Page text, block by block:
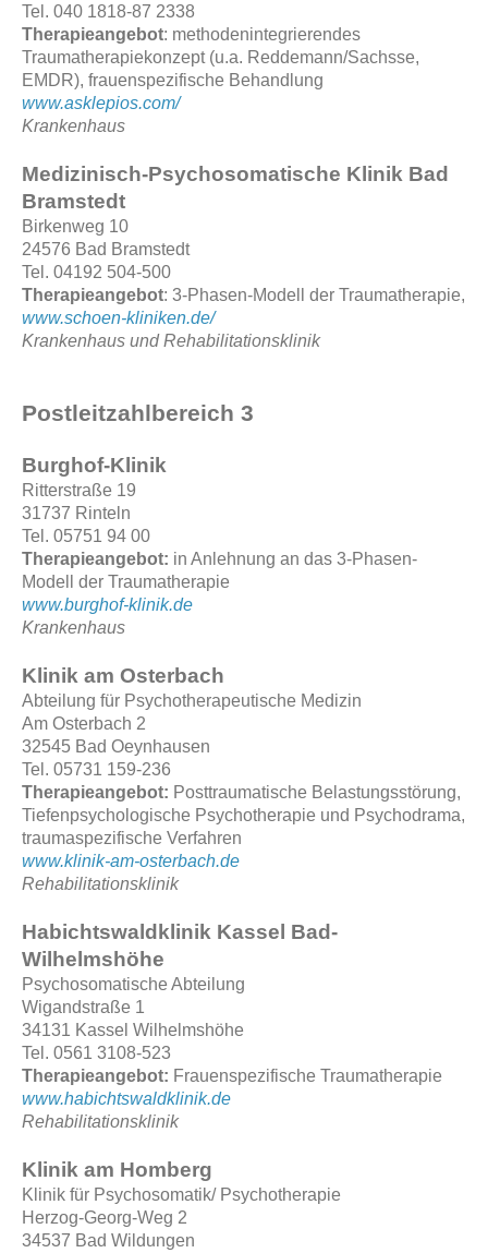
Tel. 040 1818-87 2338
Therapieangebot: methodenintegrierendes
Traumatherapiekonzept (u.a. Reddemann/Sachsse,
EMDR), frauenspezifische Behandlung
www.asklepios.com/
Krankenhaus
Medizinisch-Psychosomatische Klinik Bad
Bramstedt
Birkenweg 10
24576 Bad Bramstedt
Tel. 04192 504-500
Therapieangebot: 3-Phasen-Modell der Traumatherapie,
www.schoen-kliniken.de/
Krankenhaus und Rehabilitationsklinik
Postleitzahlbereich 3
Burghof-Klinik
Ritterstraße 19
31737 Rinteln
Tel. 05751 94 00
Therapieangebot: in Anlehnung an das 3-Phasen-
Modell der Traumatherapie
www.burghof-klinik.de
Krankenhaus
Klinik am Osterbach
Abteilung für Psychotherapeutische Medizin
Am Osterbach 2
32545 Bad Oeynhausen
Tel. 05731 159-236
Therapieangebot: Posttraumatische Belastungsstörung,
Tiefenpsychologische Psychotherapie und Psychodrama,
traumaspezifische Verfahren
www.klinik-am-osterbach.de
Rehabilitationsklinik
Habichtswaldklinik Kassel Bad-
Wilhelmshöhe
Psychosomatische Abteilung
Wigandstraße 1
34131 Kassel Wilhelmshöhe
Tel. 0561 3108-523
Therapieangebot: Frauenspezifische Traumatherapie
www.habichtswaldklinik.de
Rehabilitationsklinik
Klinik am Homberg
Klinik für Psychosomatik/ Psychotherapie
Herzog-Georg-Weg 2
34537 Bad Wildungen